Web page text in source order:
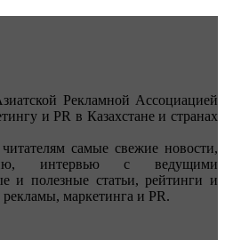
Рекламной Ассоциацией
и PR в Казахстане и странах
самые свежие новости,
интервью с ведущими
и полезные статьи, рейтинги и
маркетинга и PR.